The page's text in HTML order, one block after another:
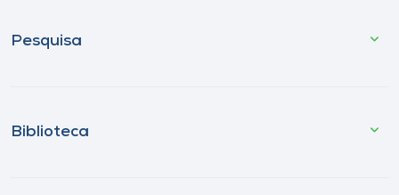
Pesquisa
Biblioteca